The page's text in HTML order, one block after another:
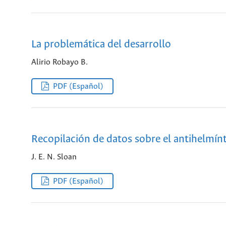
La problemática del desarrollo
Alirio Robayo B.
PDF (Español)
Recopilación de datos sobre el
J. E. N. Sloan
PDF (Español)